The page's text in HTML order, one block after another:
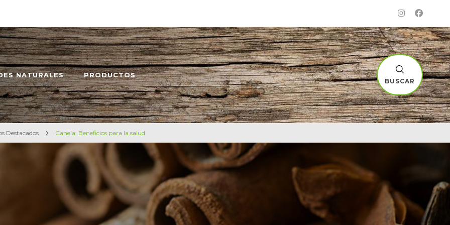
NATURALES PRODUCTOS
BUSCAR
Destacados Canela: Beneficios para la salud